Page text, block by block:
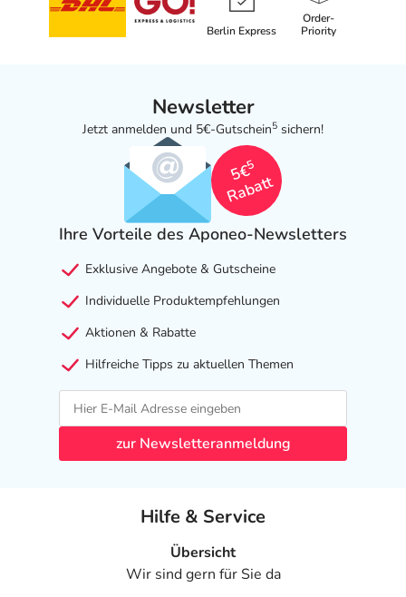
Berlin Express
Order-
Priority
Newsletter
Jetzt anmelden und 5€-Gutschein5 sichern!
5€
5
Rabatt
Ihre Vorteile des Aponeo-Newsletters
Exklusive Angebote & Gutscheine
Individuelle Produktempfehlungen
Aktionen & Rabatte
Hilfreiche Tipps zu aktuellen Themen
zur Newsletteranmeldung
Hilfe & Service
Übersicht
Wir sind gern für Sie da